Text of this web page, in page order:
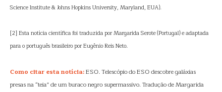
Science Institute & Johns Hopkins University, Maryland, EUA).
[2] Esta notícia científica foi traduzida por Margarida Serote (Portugal) e adaptada
para o português brasileiro por Eugênio Reis Neto.
Como citar esta notícia:ESO. Telescópio do ESO descobre galáxias
presas na “teia” de um buraco negro supermassivo. Tradução de Margarida